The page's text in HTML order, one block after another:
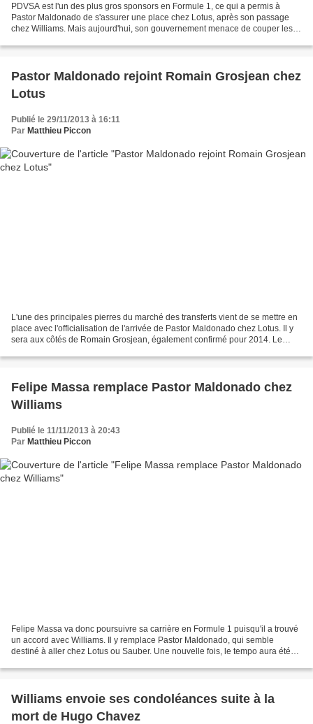
PDVSA est l'un des plus gros sponsors en Formule 1, ce qui a permis à
Pastor Maldonado de s'assurer une place chez Lotus, après son passage
chez Williams. Mais aujourd'hui, son gouvernement menace de couper les
Pastor Maldonado rejoint Romain Grosjean chez
Lotus
Publié le 29/11/2013 à 16:11
Par Matthieu Piccon
L'une des principales pierres du marché des transferts vient de se mettre en
place avec l'officialisation de l'arrivée de Pastor Maldonado chez Lotus. Il y
sera aux côtés de Romain Grosjean, également confirmé pour 2014. Le
Felipe Massa remplace Pastor Maldonado chez
Williams
Publié le 11/11/2013 à 20:43
Par Matthieu Piccon
Felipe Massa va donc poursuivre sa carrière en Formule 1 puisqu'il a trouvé
un accord avec Williams. Il y remplace Pastor Maldonado, qui semble
destiné à aller chez Lotus ou Sauber. Une nouvelle fois, le tempo aura été
Williams envoie ses condoléances suite à la
mort de Hugo Chavez